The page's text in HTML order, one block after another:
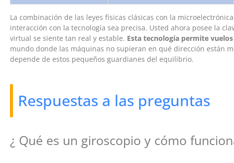
La combinación de las leyes físicas clásicas con la
interacción con la tecnología sea precisa. Usted ahora posee la
virtual se siente tan real y estable. Esta tecnología permite
mundo donde las máquinas no supieran en qué dirección están
depende de estos pequeños guardianes del equilibrio.
Respuestas a las preguntas
¿ Qué es un giroscopio y cómo